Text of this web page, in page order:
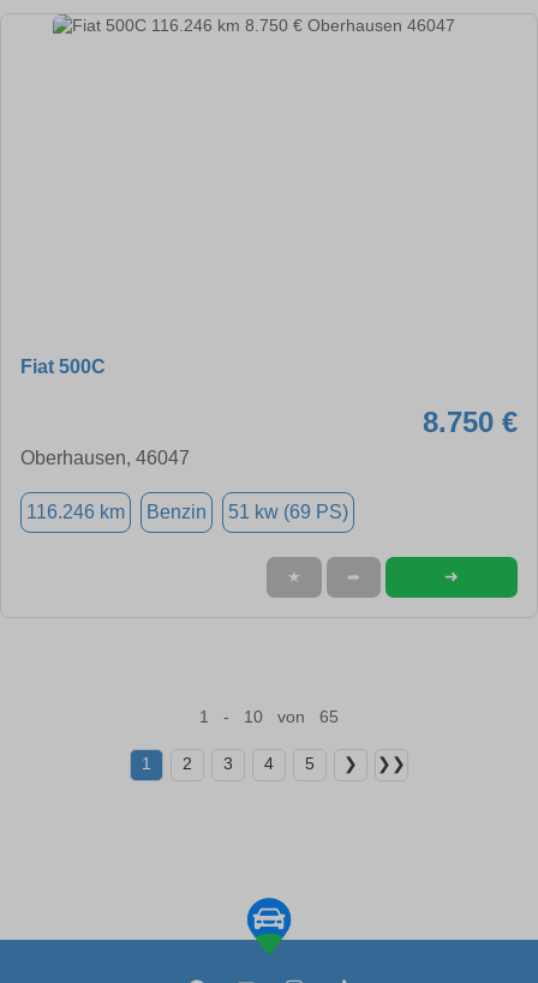
Fiat 500C
8.750 €
Oberhausen, 46047
116.246 km Benzin 51 kw (69 PS)
★ ➦ ➜
1 - 10 von 65
1 2 3 4 5 ❯ ❯❯